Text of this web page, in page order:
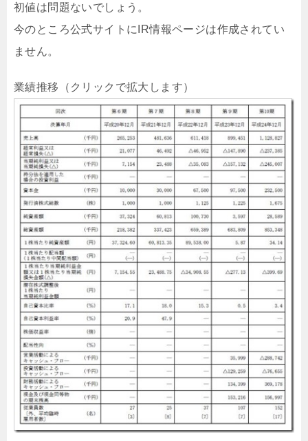
初値は問題ないでしょう。
今のところ公式サイトにIR情報ページは作成されてい
ません。
業績推移（クリックで拡大します）